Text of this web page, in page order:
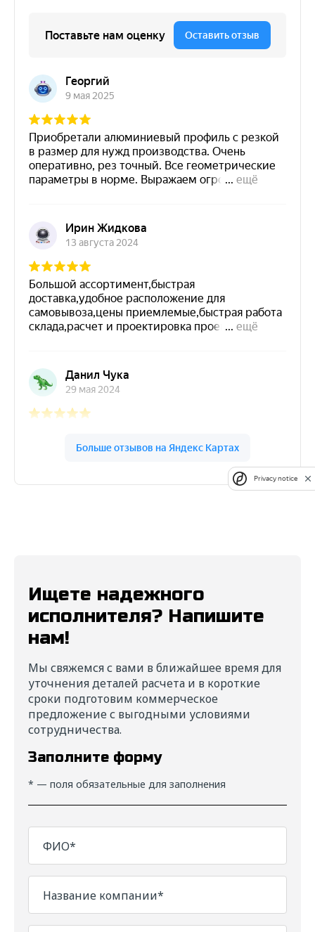
Ищете надежного
исполнителя? Напишите
нам!
Мы свяжемся с вами в ближайшее время для
уточнения деталей расчета и в короткие
сроки подготовим коммерческое
предложение с выгодными условиями
сотрудничества.
Заполните форму
* — поля обязательные для заполнения
ФИО*
Название компании*
Privacy notice